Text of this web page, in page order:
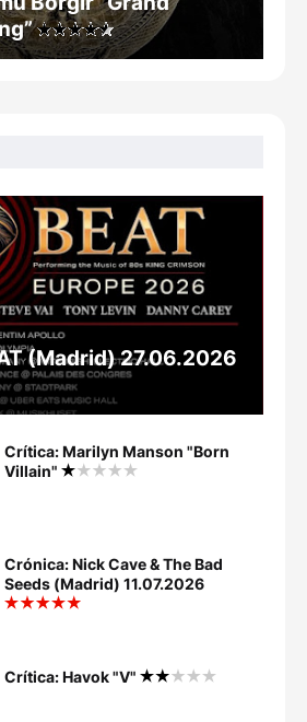
(Madrid) 27.06.2026
Crítica: Marilyn Manson "Born
Villain"
Crónica: Nick Cave & The Bad
Seeds (Madrid) 11.07.2026
Crítica: Havok "V"